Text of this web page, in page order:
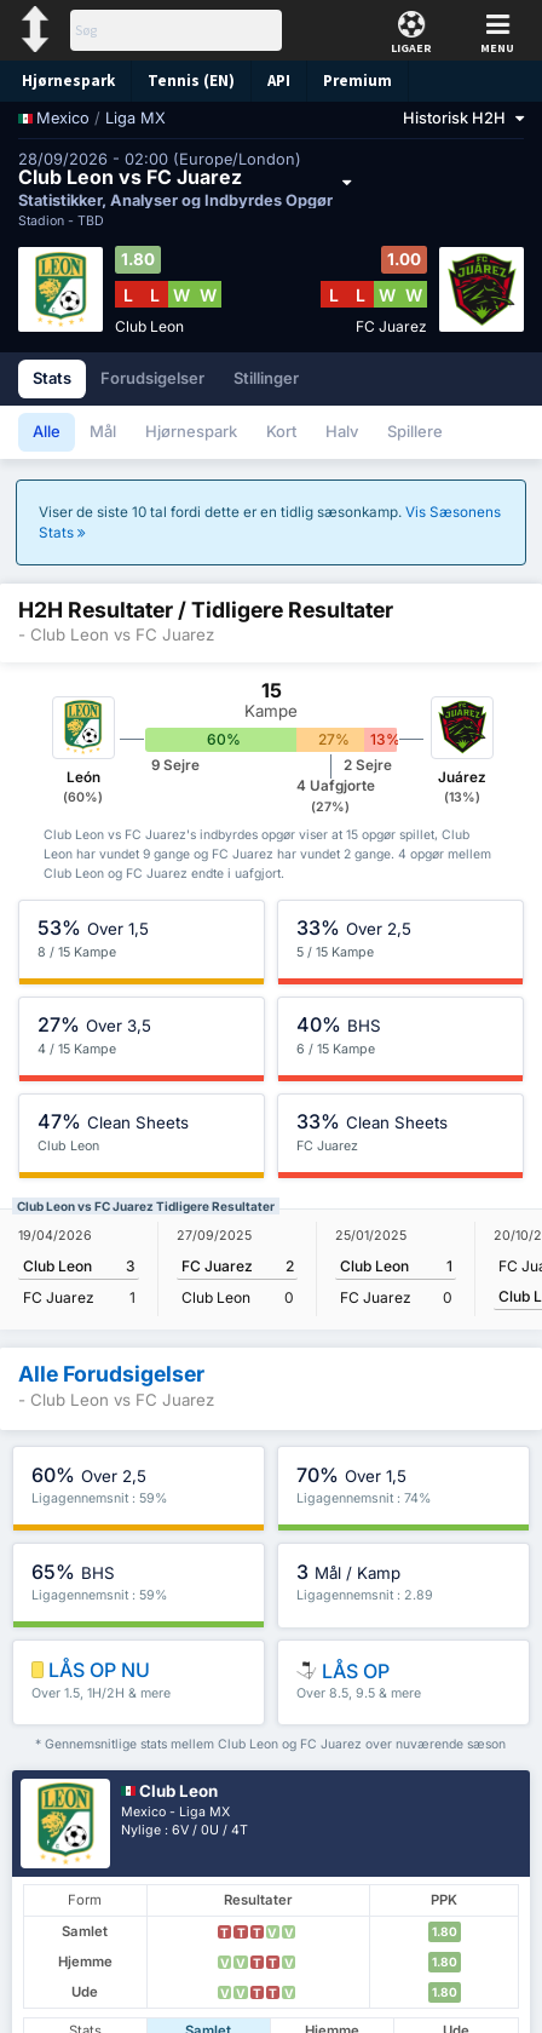
LIGAER MENU
Hjørnespark Tennis (EN) API Premium
Forudsigelse
Mexico / Liga MX Historisk H2H
28/09/2026 - 02:00 (Europe/London)
Club Leon vs FC Juarez
Statistikker, Analyser og Indbyrdes Opgør
Stadion - TBD
1.80
L L W W
Club Leon
1.00
L L W W
FC Juarez
Stats Forudsigelser Stillinger
Alle Mål Hjørnespark Kort Halv Spillere
Viser de siste 10 tal fordi dette er en tidlig sæsonkamp. Vis Sæsonens
Stats
H2H Resultater / Tidligere Resultater
- Club Leon vs FC Juarez
León
(60%)
15
Kampe
60% 27% 13%
9 Sejre
4 Uafgjorte
(27%)
2 Sejre
Juárez
(13%)
Club Leon vs FC Juarez's indbyrdes opgør viser at 15 opgør spillet, Club
Leon har vundet 9 gange og FC Juarez har vundet 2 gange. 4 opgør mellem
Club Leon og FC Juarez endte i uafgjort.
53% Over 1,5
8 / 15 Kampe
33% Over 2,5
5 / 15 Kampe
27% Over 3,5
4 / 15 Kampe
40% BHS
6 / 15 Kampe
47% Clean Sheets
Club Leon
33% Clean Sheets
FC Juarez
Club Leon vs FC Juarez Tidligere Resultater
19/04/2026
Club Leon
3
FC Juarez
1
27/09/2025
FC Juarez
2
Club Leon
0
25/01/2025
Club Leon
1
FC Juarez
0
20/10/
FC
Club
Alle Forudsigelser
- Club Leon vs FC Juarez
60% Over 2,5
Ligagennemsnit : 59%
70% Over 1,5
Ligagennemsnit : 74%
65% BHS
Ligagennemsnit : 59%
3 Mål / Kamp
Ligagennemsnit : 2.89
LÅS OP NU
Over 1.5, 1H/2H & mere
LÅS OP
Over 8.5, 9.5 & mere
* Gennemsnitlige stats mellem Club Leon og FC Juarez over nuværende sæson
Club Leon
Mexico - Liga MX
Nylige : 6V / 0U / 4T
Form Resultater
PPK
Samlet
T T T V V 1.80
Hjemme V V T T V 1.80
Ude V V T T V 1.80